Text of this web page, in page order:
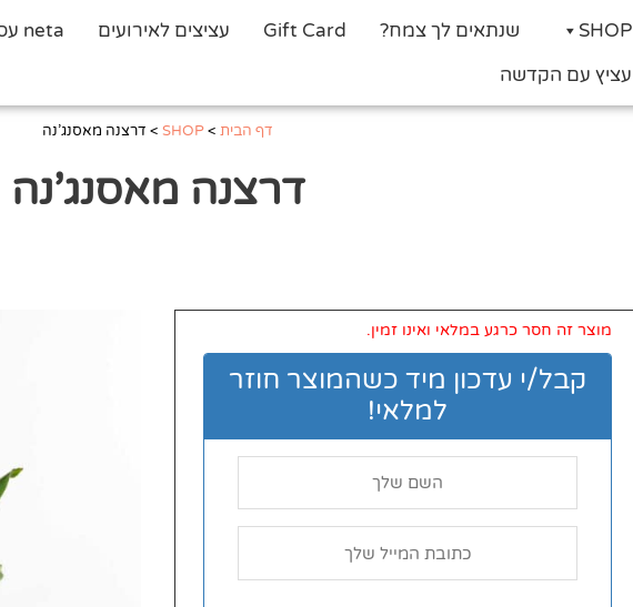
SHOP שנתאים לך צמח? Gift Card עציצים לאירועים neta עסקים
עציץ עם הקדשה
דף הבית >
SHOP
> דרצנה מאסנג’נה
דרצנה מאסנג’נה
מוצר זה חסר כרגע במלאי ואינו זמין.
קבל/י עדכון מיד כשהמוצר חוזר
למלאי!